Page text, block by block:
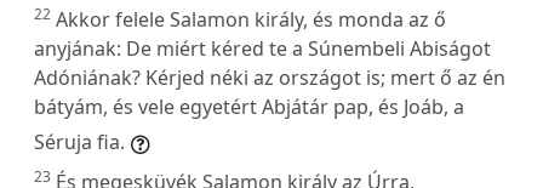
22 Akkor felele Salamon király, és monda az ő
anyjának: De miért kéred te a Súnembeli Abiságot
Adóniának? Kérjed néki az országot is; mert ő az én
bátyám, és vele egyetért Abjátár pap, és Joáb, a
Séruja fia.
23 És megesküvék Salamon király az Úrra,